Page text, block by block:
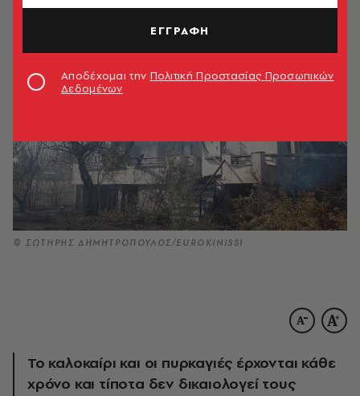
© ΣΩΤΗΡΗΣ ΔΗΜΗΤΡΟΠΟΥΛΟΣ/EUROKINISSI
Το καλοκαίρι και οι πυρκαγιές έρχονται κάθε
χρόνο και τίποτα δεν δικαιολογεί τους
ΕΓΓΡΑΦΗ
Αποδέχομαι την Πολιτική Προστασίας Προσωπικών
Δεδομένων